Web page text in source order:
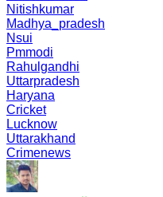
Nitishkumar
Madhya_pradesh
Nsui
Pmmodi
Rahulgandhi
Uttarpradesh
Haryana
Cricket
Lucknow
Uttarakhand
Crimenews